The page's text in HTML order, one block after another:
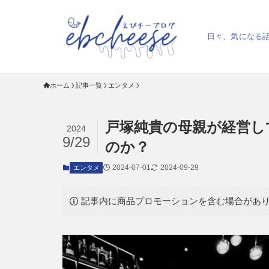
日々、気になる
ホーム 記事一覧 エンタメ
戸塚純貴の母親が経営
のか？
2024
9/29
エンタメ 2024-07-01 2024-09-29
記事内に商品プロモーションを含む場合があ